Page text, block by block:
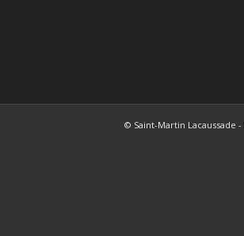
© Saint-Martin Lacaussade -